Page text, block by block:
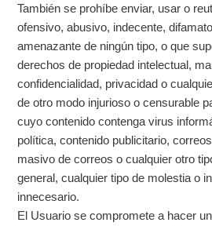
También se prohíbe enviar, usar o
ofensivo, abusivo, indecente,
amenazante de ningún tipo, o que
derechos de propiedad intelectual,
confidencialidad, privacidad o
de otro modo injurioso o censurable
cuyo contenido contenga virus
política, contenido publicitario,
masivo de correos o cualquier otro
general, cualquier tipo de molestia o
innecesario.
El Usuario se compromete a hacer